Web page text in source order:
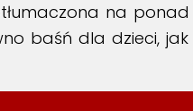
na
baśń dla dzieci,